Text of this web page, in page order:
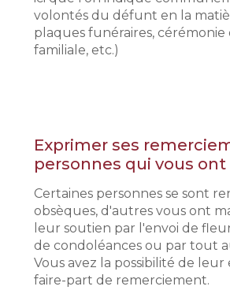
volontés du défunt en la
plaques funéraires, cérémonie
familiale, etc.)
Exprimer ses
personnes qui vous
Certaines personnes se sont
obsèques, d'autres vous ont
leur soutien par l'envoi de
de condoléances ou par tout
Vous avez la possibilité de
faire-part de remerciement.